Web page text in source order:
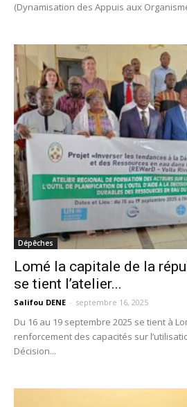
(Dynamisation des Appuis aux
Dépêches
Lomé la capitale de la
se tient l’atelier...
Salifou DENE - septembre 16, 2025
Du 16 au 19 septembre 2025 se tient à
renforcement des capacités sur
Décision...